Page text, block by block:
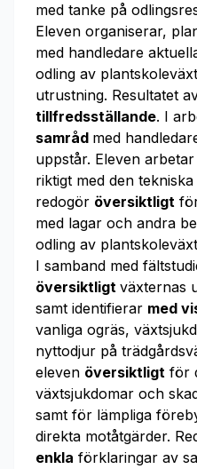
med tanke på
Eleven organiserar,
med handledare
odling av
utrustning. Resultatet
tillfredsställande. I
samråd med
uppstår. Eleven
riktigt med den
redogör översiktligt
med lagar och andra
odling av
I samband med
översiktligt växternas
samt identifierar med
vanliga ogräs,
nyttodjur på
eleven översiktligt för
växtsjukdomar och
samt för lämpliga
direkta motåtgärder.
enkla förklaringar av